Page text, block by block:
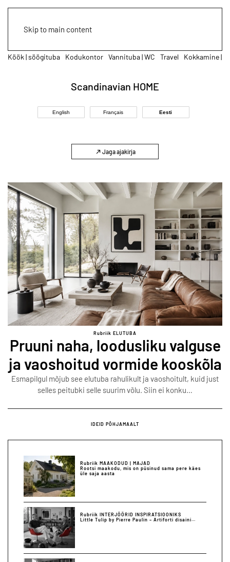
Skip to main content
Kodukontor Vannituba | WC Travel Kokkamine | retseptid
Scandinavian HOME
English Français Eesti
Jaga ajakirja
Rubriik ELUTUBA
Pruuni naha, loodusliku valguse
ja vaoshoitud vormide kooskõla
Esmapilgul mõjub see elutuba rahulikult ja vaoshoitult, kuid just
selles peitubki selle suurim võlu. Siin ei konku…
IDEID PÕHJAMAALT
Rubriik MAAKODUD | MAJAD
Rootsi maakodu, mis on püsinud sama pere käes
üle saja aasta
Rubriik INTERJÖÖRID INSPIRATSIOONIKS
Little Tulip by Pierre Paulin – Artiforti disaini…